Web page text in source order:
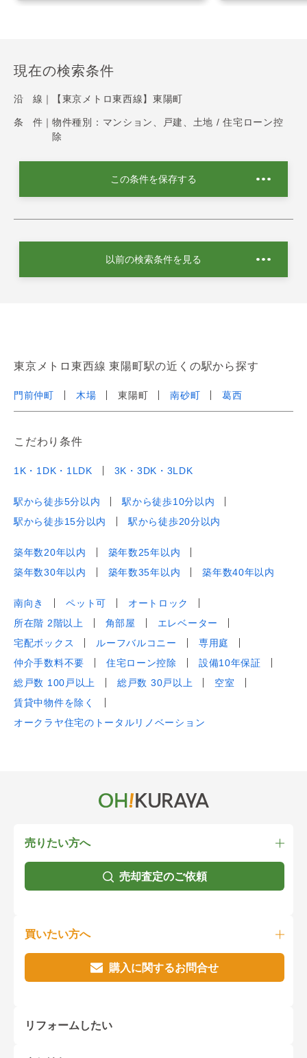
現在の検索条件
沿 線｜ 【東京メトロ東西線】東陽町
条 件｜ 物件種別：マンション、戸建、土地 / 住宅ローン控
除
この条件を保存する
以前の検索条件を見る
東京メトロ東西線 東陽町駅の近くの駅から探す
門前仲町 木場 東陽町 南砂町 葛西
こだわり条件
1K・1DK・1LDK 3K・3DK・3LDK
駅から徒歩5分以内
駅から徒歩10分以内
駅から徒歩15分以内
駅から徒歩20分以内
築年数20年以内
築年数25年以内
築年数30年以内
築年数35年以内 築年数40年以内
南向き ペット可
オートロック
所在階 2階以上
角部屋
エレベーター
宅配ボックス
ルーフバルコニー
専用庭
仲介手数料不要
住宅ローン控除
設備10年保証
総戸数 100戸以上
総戸数 30戸以上
空室
賃貸中物件を除く
オークラヤ住宅のトータルリノベーション
売りたい方へ
売却査定のご依頼
買いたい方へ
購入に関するお問合せ
リフォームしたい